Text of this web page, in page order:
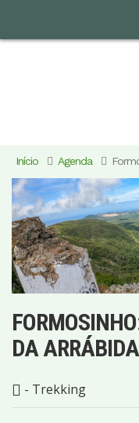
Início Agenda
DA ARRÁBIDA
- Trekking